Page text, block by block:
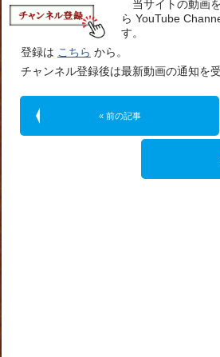
当サイトの動画
ら YouTube
す。
登録は こちら から。
チャンネル登録後は最新動画の通知を
« 前の記事